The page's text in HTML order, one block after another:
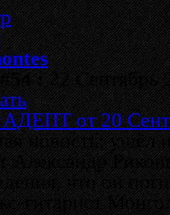
:22 Сентябрь
АДЕПТ от 20
новость: ушёл
Александр
что он
гитарист